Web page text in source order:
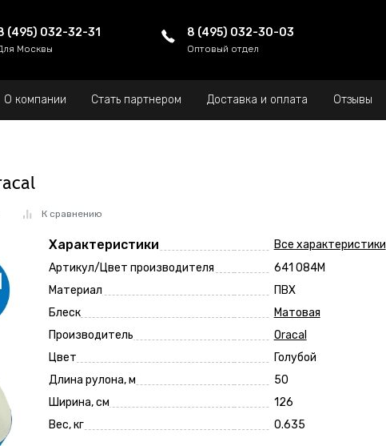
(495) 032-32-31
Москвы
8 (495) 032-30-03
Оптовый отдел
О компании Стать партнером Доставка и оплата Отзывы
К сравнению
Характеристики
Все характеристики
Артикул/Цвет производителя
641 084M
Материал
ПВХ
Блеск
Матовая
Производитель
Oracal
Цвет
Голубой
Длина рулона, м
50
Ширина, см
126
Вес, кг
0.635